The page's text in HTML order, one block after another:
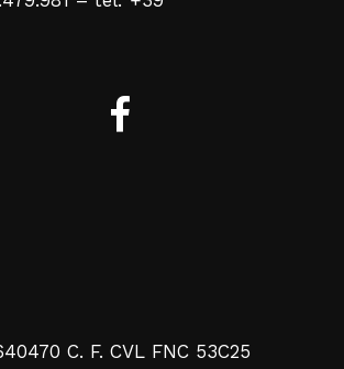
C. F. CVL FNC 53C25